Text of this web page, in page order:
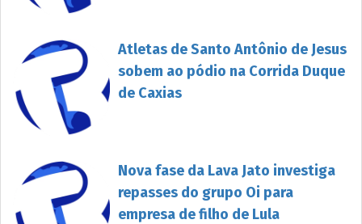
Atletas de Santo Antônio de Jesus
sobem ao pódio na Corrida Duque
de Caxias
Nova fase da Lava Jato investiga
repasses do grupo Oi para
empresa de filho de Lula